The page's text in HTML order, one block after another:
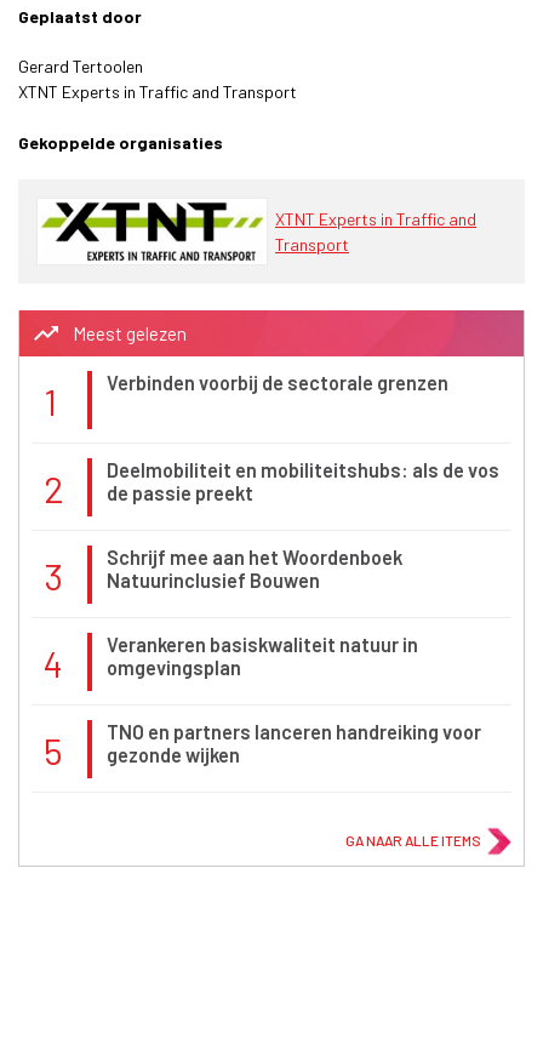
Geplaatst door
Gerard Tertoolen
XTNT Experts in Traffic and Transport
Gekoppelde organisaties
XTNT Experts in Traffic and
Transport
trending_up Meest gelezen
1 Verbinden voorbij de sectorale grenzen
2
Deelmobiliteit en mobiliteitshubs: als de vos
de passie preekt
3
Schrijf mee aan het Woordenboek
Natuurinclusief Bouwen
4
Verankeren basiskwaliteit natuur in
omgevingsplan
5
TNO en partners lanceren handreiking voor
gezonde wijken
GA NAAR ALLE ITEMS